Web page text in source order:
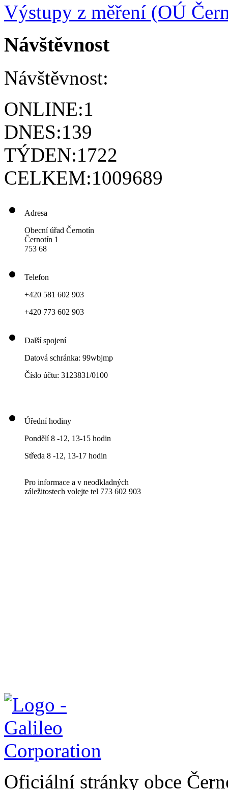
Výstupy z měření (OÚ
Návštěvnost
Návštěvnost:
ONLINE:1
DNES:139
TÝDEN:1722
CELKEM:1009689
Adresa
Obecní úřad Černotín
Černotín 1
753 68
Telefon
+420 581 602 903
+420 773 602 903
Další spojení
Datová schránka: 99wbjmp
Číslo účtu: 3123831/0100
Úřední hodiny
Pondělí 8 -12, 13-15 hodin
Středa 8 -12, 13-17 hodin
Pro informace a v neodkladných
záležitostech volejte tel 773 602 903
Oficiální stránky obce